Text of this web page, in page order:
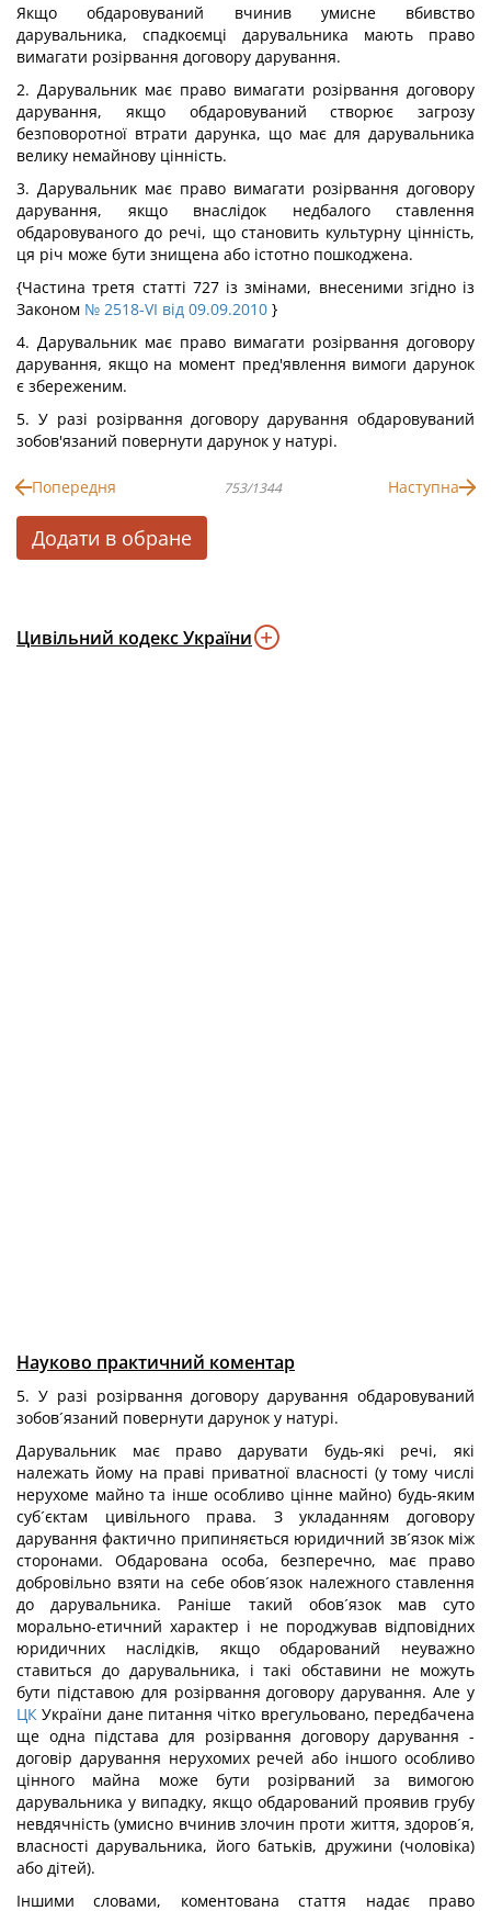
Якщо обдаровуваний вчинив умисне вбивство
дарувальника, спадкоємці дарувальника мають право
вимагати розірвання договору дарування.
2. Дарувальник має право вимагати розірвання договору
дарування, якщо обдаровуваний створює загрозу
безповоротної втрати дарунка, що має для дарувальника
велику немайнову цінність.
3. Дарувальник має право вимагати розірвання договору
дарування, якщо внаслідок недбалого ставлення
обдаровуваного до речі, що становить культурну цінність,
ця річ може бути знищена або істотно пошкоджена.
{Частина третя статті 727 із змінами, внесеними згідно із
Законом № 2518-VI від 09.09.2010 }
4. Дарувальник має право вимагати розірвання договору
дарування, якщо на момент пред'явлення вимоги дарунок
є збереженим.
5. У разі розірвання договору дарування обдаровуваний
зобов'язаний повернути дарунок у натурі.
Попередня 753/1344 Наступна
Додати в обране
Цивільний кодекс України
Науково практичний коментар
5. У разі розірвання договору дарування обдаровуваний
зобов´язаний повернути дарунок у натурі.
Дарувальник має право дарувати будь-які речі, які
належать йому на праві приватної власності (у тому числі
нерухоме майно та інше особливо цінне майно) будь-яким
суб´єктам цивільного права. З укладанням договору
дарування фактично припиняється юридичний зв´язок між
сторонами. Обдарована особа, безперечно, має право
добровільно взяти на себе обов´язок належного ставлення
до дарувальника. Раніше такий обов´язок мав суто
морально-етичний характер і не породжував відповідних
юридичних наслідків, якщо обдарований неуважно
ставиться до дарувальника, і такі обставини не можуть
бути підставою для розірвання договору дарування. Але у
ЦК України дане питання чітко врегульовано, передбачена
ще одна підстава для розірвання договору дарування -
договір дарування нерухомих речей або іншого особливо
цінного майна може бути розірваний за вимогою
дарувальника у випадку, якщо обдарований проявив грубу
невдячність (умисно вчинив злочин проти життя, здоров´я,
власності дарувальника, його батьків, дружини (чоловіка)
або дітей).
Іншими словами, коментована стаття надає право